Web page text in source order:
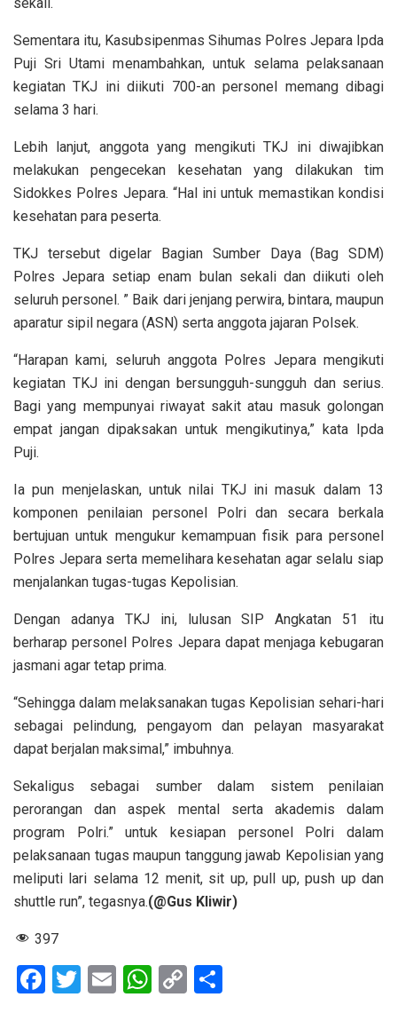
Sementara itu, Kasubsipenmas Sihumas Polres Jepara Ipda
Puji Sri Utami menambahkan, untuk selama pelaksanaan
kegiatan TKJ ini diikuti 700-an personel memang dibagi
selama 3 hari.
Lebih lanjut, anggota yang mengikuti TKJ ini diwajibkan
melakukan pengecekan kesehatan yang dilakukan tim
Sidokkes Polres Jepara. “Hal ini untuk memastikan kondisi
kesehatan para peserta.
TKJ tersebut digelar Bagian Sumber Daya (Bag SDM)
Polres Jepara setiap enam bulan sekali dan diikuti oleh
seluruh personel. ” Baik dari jenjang perwira, bintara, maupun
aparatur sipil negara (ASN) serta anggota jajaran Polsek.
“Harapan kami, seluruh anggota Polres Jepara mengikuti
kegiatan TKJ ini dengan bersungguh-sungguh dan serius.
Bagi yang mempunyai riwayat sakit atau masuk golongan
empat jangan dipaksakan untuk mengikutinya,” kata Ipda
Puji.
Ia pun menjelaskan, untuk nilai TKJ ini masuk dalam 13
komponen penilaian personel Polri dan secara berkala
bertujuan untuk mengukur kemampuan fisik para personel
Polres Jepara serta memelihara kesehatan agar selalu siap
menjalankan tugas-tugas Kepolisian.
Dengan adanya TKJ ini, lulusan SIP Angkatan 51 itu
berharap personel Polres Jepara dapat menjaga kebugaran
jasmani agar tetap prima.
“Sehingga dalam melaksanakan tugas Kepolisian sehari-hari
sebagai pelindung, pengayom dan pelayan masyarakat
dapat berjalan maksimal,” imbuhnya.
Sekaligus sebagai sumber dalam sistem penilaian
perorangan dan aspek mental serta akademis dalam
program Polri.” untuk kesiapan personel Polri dalam
pelaksanaan tugas maupun tanggung jawab Kepolisian yang
meliputi lari selama 12 menit, sit up, pull up, push up dan
shuttle run”, tegasnya.(@Gus Kliwir)
397
F
T
E
W C